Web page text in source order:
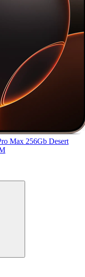
Max 256Gb Desert